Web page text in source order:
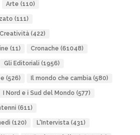
Arte (110)
(111)
(422)
(11) Cronache (61048)
Gli Editoriali (1956)
(526) Il mondo che cambia(580)
I Nord e i Sud del Mondo (577)
(611)
(120) L'Intervista(431)